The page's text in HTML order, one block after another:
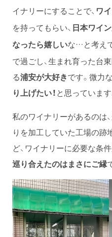
イナリーにすることで、 ワ
を持ってもらい、 日本ワイ
なったら嬉しいな…と考え
で過ごし、生まれ育った台
る浦安が大好きです。微力
り上げたい！と思っています
私のワイナリーがあるのは
りを加工していた工場の跡
ど、ワイナリーに必要な条
巡り合えたのはまさにご縁